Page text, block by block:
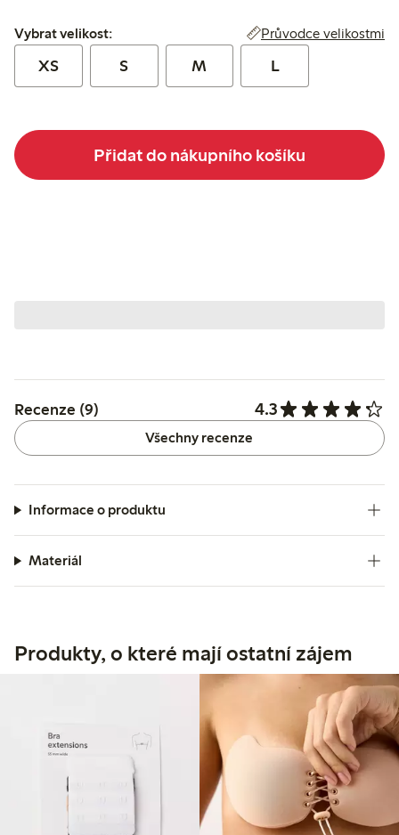
Vybrat velikost:
Vybrat velikost: Průvodce velikostmi
XS S M L
Přidat do nákupního košíku
Recenze (9) 4.3
Všechny recenze
Informace o produktu
Materiál
Produkty, o které mají ostatní zájem